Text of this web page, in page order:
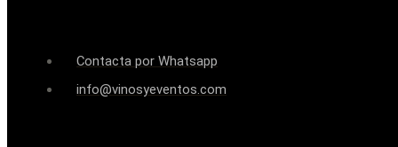
Contacta por Whatsapp
info@vinosyeventos.com